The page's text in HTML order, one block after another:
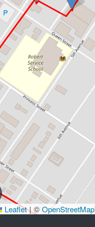
Leaflet |© OpenStreetMap